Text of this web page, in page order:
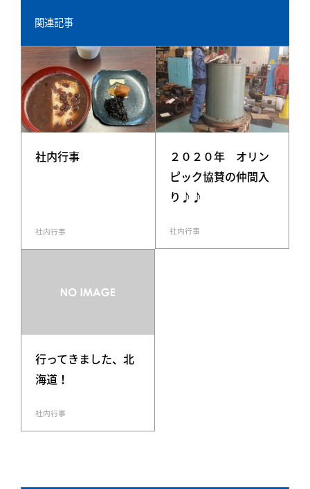
関連記事
社内行事
社内行事
２０２０年 オリン
ピック協賛の仲間入
り♪♪
社内行事
行ってきました、北
海道！
社内行事